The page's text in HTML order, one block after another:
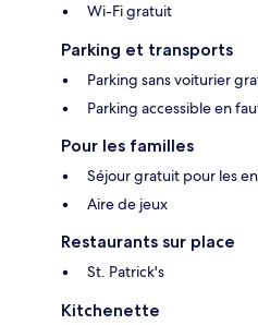
Wi-Fi gratuit
Parking et transports
Parking sans voiturier
Parking accessible en
Pour les familles
Séjour gratuit pour les
Aire de jeux
Restaurants sur place
St. Patrick's
Kitchenette